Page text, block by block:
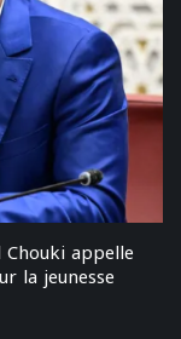
appelle
la jeunesse